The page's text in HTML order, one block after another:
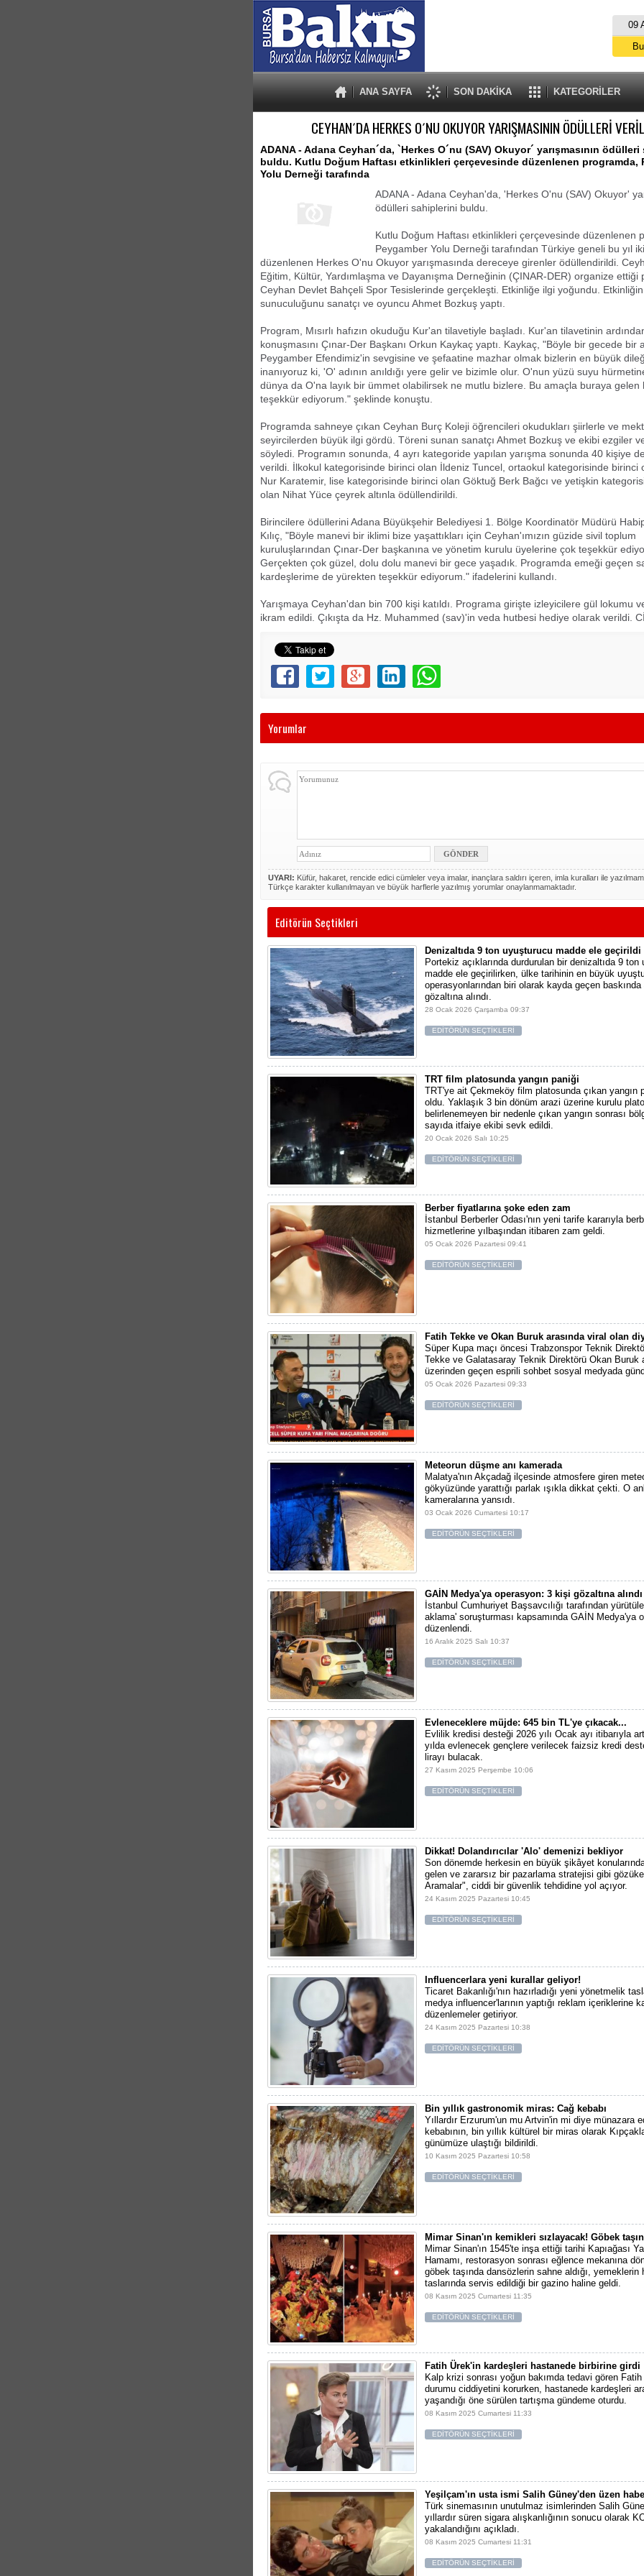
09
ANA SAYFA SON DAKİKA KATEGORİLER
CEYHAN´DA HERKES O´NU OKUYOR YARIŞMASININ ÖDÜLLERİ
ADANA - Adana Ceyhan´da, `Herkes O´nu (SAV) Okuyor´ yarışmasının
buldu. Kutlu Doğum Haftası etkinlikleri çerçevesinde düzenlenen programda,
Yolu Derneği tarafında
ADANA - Adana Ceyhan'da, 'Herkes O'nu (SAV) Okuyor'
ödülleri sahiplerini buldu.
Kutlu Doğum Haftası etkinlikleri çerçevesinde düzenlenen
Peygamber Yolu Derneği tarafından Türkiye geneli bu yıl
düzenlenen Herkes O'nu Okuyor yarışmasında dereceye girenler ödüllendirildi.
Eğitim, Kültür, Yardımlaşma ve Dayanışma Derneğinin (ÇINAR-DER) organize ettiği
Ceyhan Devlet Bahçeli Spor Tesislerinde gerçekleşti. Etkinliğe ilgi yoğundu. Etkinliğin
sunuculuğunu sanatçı ve oyuncu Ahmet Bozkuş yaptı.
Program, Mısırlı hafızın okuduğu Kur'an tilavetiyle başladı. Kur'an tilavetinin
konuşmasını Çınar-Der Başkanı Orkun Kaykaç yaptı. Kaykaç, "Böyle bir gecede bir
Peygamber Efendimiz'in sevgisine ve şefaatine mazhar olmak bizlerin en büyük
inanıyoruz ki, 'O' adının anıldığı yere gelir ve bizimle olur. O'nun yüzü suyu
dünya da O'na layık bir ümmet olabilirsek ne mutlu bizlere. Bu amaçla buraya gelen
teşekkür ediyorum." şeklinde konuştu.
Programda sahneye çıkan Ceyhan Burç Koleji öğrencileri okudukları şiirlerle ve
seyircilerden büyük ilgi gördü. Töreni sunan sanatçı Ahmet Bozkuş ve ekibi ezgiler
söyledi. Programın sonunda, 4 ayrı kategoride yapılan yarışma sonunda 40 kişiye
verildi. İlkokul kategorisinde birinci olan İldeniz Tuncel, ortaokul kategorisinde birinci
Nur Karatemir, lise kategorisinde birinci olan Göktuğ Berk Bağcı ve yetişkin
olan Nihat Yüce çeyrek altınla ödüllendirildi.
Birincilere ödüllerini Adana Büyükşehir Belediyesi 1. Bölge Koordinatör Müdürü Habip
Kılıç, "Böyle manevi bir iklimi bize yaşattıkları için Ceyhan'ımızın güzide sivil toplum
kuruluşlarından Çınar-Der başkanına ve yönetim kurulu üyelerine çok teşekkür
Gerçekten çok güzel, dolu dolu manevi bir gece yaşadık. Programda emeği geçen
kardeşlerime de yürekten teşekkür ediyorum." ifadelerini kullandı.
Yarışmaya Ceyhan'dan bin 700 kişi katıldı. Programa girişte izleyicilere gül lokumu
ikram edildi. Çıkışta da Hz. Muhammed (sav)'in veda hutbesi hediye olarak verildi.
Yorumlar
UYARI: Küfür, hakaret, rencide edici cümleler veya imalar, inançlara saldırı içeren, imla kuralları ile
Türkçe karakter kullanılmayan ve büyük harflerle yazılmış yorumlar onaylanmamaktadır.
Editörün Seçtikleri
Denizaltıda 9 ton uyuşturucu madde ele geçirildi
Portekiz açıklarında durdurulan bir denizaltıda 9 ton
madde ele geçirilirken, ülke tarihinin en büyük
operasyonlarından biri olarak kayda geçen
gözaltına alındı.
28 Ocak 2026 Çarşamba 09:37
EDİTÖRÜN SEÇTİKLERİ
TRT film platosunda yangın paniği
TRT'ye ait Çekmeköy film platosunda çıkan yangın
oldu. Yaklaşık 3 bin dönüm arazi üzerine kurulu
belirlenemeyen bir nedenle çıkan yangın sonrası
sayıda itfaiye ekibi sevk edildi.
20 Ocak 2026 Salı 10:25
EDİTÖRÜN SEÇTİKLERİ
Berber fiyatlarına şoke eden zam
İstanbul Berberler Odası'nın yeni tarife kararıyla
hizmetlerine yılbaşından itibaren zam geldi.
05 Ocak 2026 Pazartesi 09:41
EDİTÖRÜN SEÇTİKLERİ
Fatih Tekke ve Okan Buruk arasında viral olan
Süper Kupa maçı öncesi Trabzonspor Teknik
Tekke ve Galatasaray Teknik Direktörü Okan Buruk
üzerinden geçen esprili sohbet sosyal medyada
05 Ocak 2026 Pazartesi 09:33
EDİTÖRÜN SEÇTİKLERİ
Meteorun düşme anı kamerada
Malatya'nın Akçadağ ilçesinde atmosfere giren
gökyüzünde yarattığı parlak ışıkla dikkat çekti. O
kameralarına yansıdı.
03 Ocak 2026 Cumartesi 10:17
EDİTÖRÜN SEÇTİKLERİ
GAİN Medya'ya operasyon: 3 kişi gözaltına alındı
İstanbul Cumhuriyet Başsavcılığı tarafından
aklama' soruşturması kapsamında GAİN Medya'ya
düzenlendi.
16 Aralık 2025 Salı 10:37
EDİTÖRÜN SEÇTİKLERİ
Evleneceklere müjde: 645 bin TL'ye çıkacak...
Evlilik kredisi desteği 2026 yılı Ocak ayı itibarıyla
yılda evlenecek gençlere verilecek faizsiz kredi
lirayı bulacak.
27 Kasım 2025 Perşembe 10:06
EDİTÖRÜN SEÇTİKLERİ
Dikkat! Dolandırıcılar 'Alo' demenizi bekliyor
Son dönemde herkesin en büyük şikâyet
gelen ve zararsız bir pazarlama stratejisi gibi
Aramalar", ciddi bir güvenlik tehdidine yol açıyor.
24 Kasım 2025 Pazartesi 10:45
EDİTÖRÜN SEÇTİKLERİ
Influencerlara yeni kurallar geliyor!
Ticaret Bakanlığı'nın hazırladığı yeni yönetmelik
medya influencer'larının yaptığı reklam içeriklerine
düzenlemeler getiriyor.
24 Kasım 2025 Pazartesi 10:38
EDİTÖRÜN SEÇTİKLERİ
Bin yıllık gastronomik miras: Cağ kebabı
Yıllardır Erzurum'un mu Artvin'in mi diye münazara
kebabının, bin yıllık kültürel bir miras olarak
günümüze ulaştığı bildirildi.
10 Kasım 2025 Pazartesi 10:58
EDİTÖRÜN SEÇTİKLERİ
Mimar Sinan'ın kemikleri sızlayacak! Göbek
Mimar Sinan'ın 1545'te inşa ettiği tarihi Kapıağası
Hamamı, restorasyon sonrası eğlence mekanına
göbek taşında dansözlerin sahne aldığı, yemeklerin
taslarında servis edildiği bir gazino haline geldi.
08 Kasım 2025 Cumartesi 11:35
EDİTÖRÜN SEÇTİKLERİ
Fatih Ürek'in kardeşleri hastanede birbirine girdi
Kalp krizi sonrası yoğun bakımda tedavi gören
durumu ciddiyetini korurken, hastanede kardeşleri
yaşandığı öne sürülen tartışma gündeme oturdu.
08 Kasım 2025 Cumartesi 11:33
EDİTÖRÜN SEÇTİKLERİ
Yeşilçam'ın usta ismi Salih Güney'den üzen
Türk sinemasının unutulmaz isimlerinden Salih
yıllardır süren sigara alışkanlığının sonucu olarak
yakalandığını açıkladı.
08 Kasım 2025 Cumartesi 11:31
EDİTÖRÜN SEÇTİKLERİ